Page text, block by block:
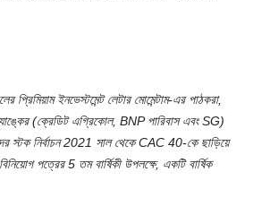
ইনভেস্টমেন্ট লেটার মোমেন্টাম-এর পাঠকরা,
(ক্রেডিট এগ্রিকোল, BNP পারিবাস এবং SG)
স্টক নির্বাচন 2021 সাল থেকে CAC 40-কে ছাড়িয়ে
পত্রের 5 তম বার্ষিকী উপলক্ষে, একটি বার্ষিক